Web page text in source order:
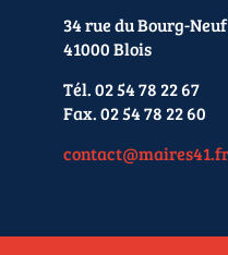
34 rue du Bourg-Neuf
41000 Blois
Tél. 02 54 78 22 67
Fax. 02 54 78 22 60
contact@maires41.fr